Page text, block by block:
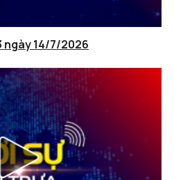
ngày 14/7/2026